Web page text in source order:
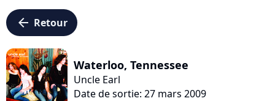
arrow_left Retour
Waterloo, Tennessee
Uncle Earl
Date de sortie: 27 mars 2009